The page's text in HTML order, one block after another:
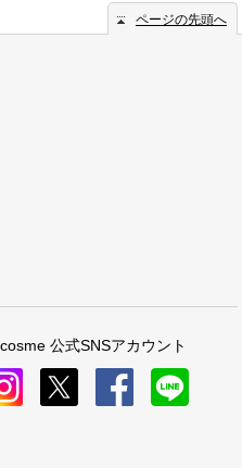
ページの先頭へ
公式SNSアカウント